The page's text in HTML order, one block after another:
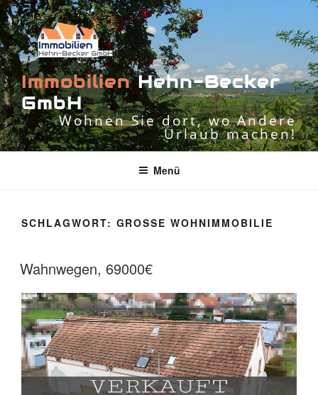
Zum
Inhalt
springen
Immobilien Hehn-Becker
GmbH
Wohnen Sie dort, wo Andere
Urlaub machen!
Menü
SCHLAGWORT: GROSSE WOHNIMMOBILIE
Wahnwegen, 69000€